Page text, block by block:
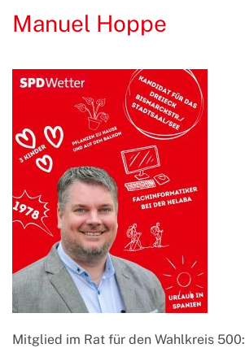
Manuel Hoppe
Mitglied im Rat für den Wahlkreis 500: